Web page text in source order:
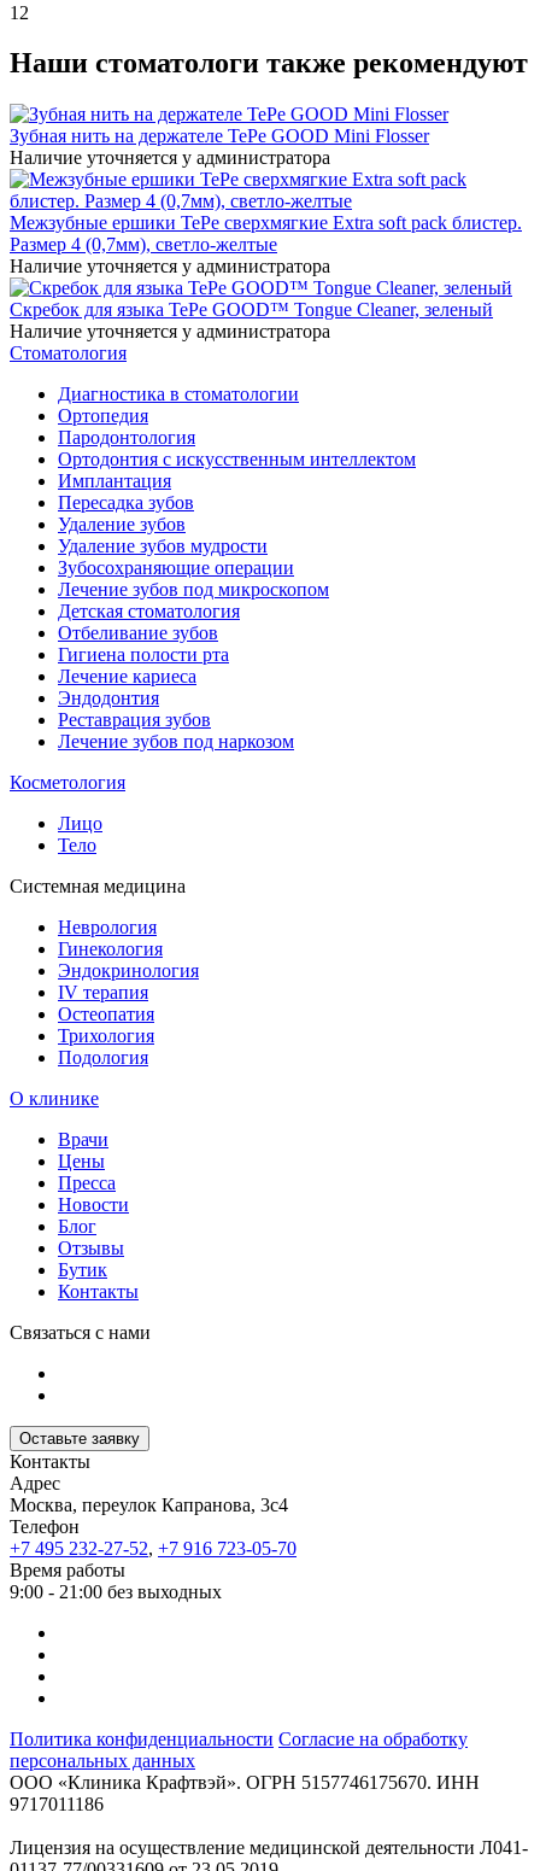
12
Наши стоматологи также рекомендуют
Зубная нить на держателе TePe GOOD Mini Flosser
Наличие уточняется у администратора
Межзубные ершики TePe сверхмягкие Extra soft pack блистер.
Размер 4 (0,7мм), светло-желтые
Наличие уточняется у администратора
Скребок для языка TePe GOOD™ Tongue Cleaner, зеленый
Наличие уточняется у администратора
Стоматология
Диагностика в стоматологии
Ортопедия
Пародонтология
Ортодонтия с искусственным интеллектом
Имплантация
Пересадка зубов
Удаление зубов
Удаление зубов мудрости
Зубосохраняющие операции
Лечение зубов под микроскопом
Детская стоматология
Отбеливание зубов
Гигиена полости рта
Лечение кариеса
Эндодонтия
Реставрация зубов
Лечение зубов под наркозом
Косметология
Лицо
Тело
Системная медицина
Неврология
Гинекология
Эндокринология
IV терапия
Остеопатия
Трихология
Подология
О клинике
Врачи
Цены
Пресса
Новости
Блог
Отзывы
Бутик
Контакты
Связаться с нами
Оставьте заявку
Контакты
Адрес
Москва, переулок Капранова, 3с4
Телефон
+7 495 232-27-52, +7 916 723-05-70
Время работы
9:00 - 21:00 без выходных
Политика конфиденциальности Согласие на обработку
персональных данных
ООО «Клиника Крафтвэй». ОГРН 5157746175670. ИНН
9717011186
Лицензия на осуществление медицинской деятельности Л041-